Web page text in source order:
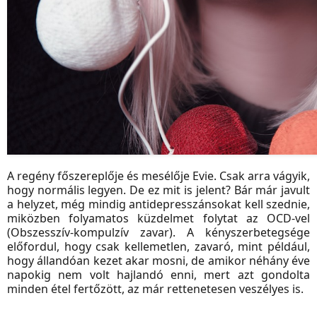
A regény főszereplője és mesélője Evie. Csak arra vágyik,
hogy normális legyen. De ez mit is jelent? Bár már javult
a helyzet, még mindig antidepresszánsokat kell szednie,
miközben folyamatos küzdelmet folytat az OCD-vel
(Obszesszív-kompulzív zavar). A kényszerbetegsége
előfordul, hogy csak kellemetlen, zavaró, mint például,
hogy állandóan kezet akar mosni, de amikor néhány éve
napokig nem volt hajlandó enni, mert azt gondolta
minden étel fertőzött, az már rettenetesen veszélyes is.